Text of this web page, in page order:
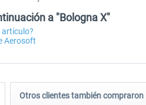
a "Bologna X"
artículo?
Aerosoft
Otros clientes también compraron